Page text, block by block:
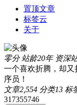
置顶文章
标签云
关于
零分 站龄20年 资深
一个喜欢折腾，却又
序员！
文章2,554 分类13 标
317355746